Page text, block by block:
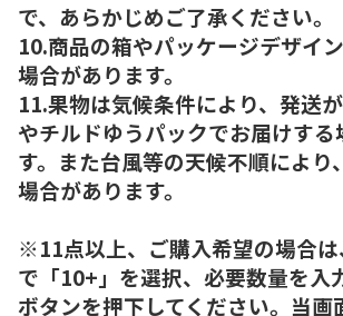
で、あらかじめご了承ください。
10.商品の箱やパッケージデザイ
場合があります。
11.果物は気候条件により、発送
やチルドゆうパックでお届けする
す。また台風等の天候不順により
場合があります。
※11点以上、ご購入希望の場合
で「10+」を選択、必要数量を入
ボタンを押下してください。当画